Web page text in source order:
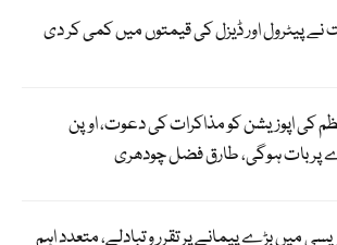
پیٹرول اور ڈیزل کی قیمتوں میں کمی کر دی
کی اپوزیشن کو مذاکرات کی دعوت، اوپن
پر بات ہوگی، طارق فضل چودھری
میں بڑے پیمانے پر تقرر و تبادلے، متعدد اہم